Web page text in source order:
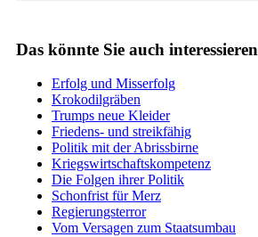
Das könnte Sie auch interessieren
Erfolg und Misserfolg
Krokodilgräben
Trumps neue Kleider
Friedens- und streikfähig
Politik mit der Abrissbirne
Kriegswirtschaftskompetenz
Die Folgen ihrer Politik
Schonfrist für Merz
Regierungsterror
Vom Versagen zum Staatsumbau